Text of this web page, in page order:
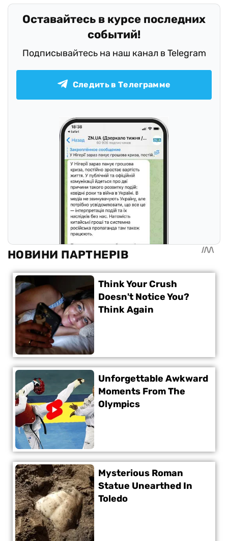
Оставайтесь в курсе последних
событий!
Подписывайтесь на наш канал в Telegram
Следить в Телеграмме